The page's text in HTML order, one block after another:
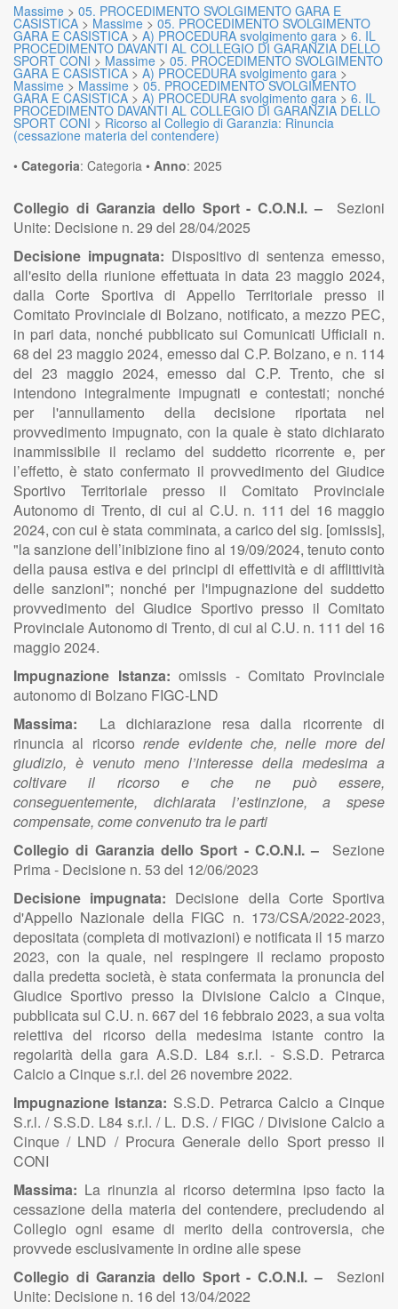
Massime > 05. PROCEDIMENTO SVOLGIMENTO GARA E
CASISTICA > Massime > 05. PROCEDIMENTO SVOLGIMENTO
GARA E CASISTICA > A) PROCEDURA svolgimento gara > 6. IL
PROCEDIMENTO DAVANTI AL COLLEGIO DI GARANZIA DELLO
SPORT CONI > Massime > 05. PROCEDIMENTO SVOLGIMENTO
GARA E CASISTICA > A) PROCEDURA svolgimento gara >
Massime > Massime > 05. PROCEDIMENTO SVOLGIMENTO
GARA E CASISTICA > A) PROCEDURA svolgimento gara > 6. IL
PROCEDIMENTO DAVANTI AL COLLEGIO DI GARANZIA DELLO
SPORT CONI > Ricorso al Collegio di Garanzia: Rinuncia
(cessazione materia del contendere)
• Categoria: Categoria • Anno: 2025
Collegio di Garanzia dello Sport - C.O.N.I. –
Sezioni
Unite: Decisione n. 29 del 28/04/2025
Decisione impugnata: Dispositivo di sentenza emesso,
all'esito della riunione effettuata in data 23 maggio 2024,
dalla Corte Sportiva di Appello Territoriale presso il
Comitato Provinciale di Bolzano, notificato, a mezzo PEC,
in pari data, nonché pubblicato sui Comunicati Ufficiali n.
68 del 23 maggio 2024, emesso dal C.P. Bolzano, e n. 114
del 23 maggio 2024, emesso dal C.P. Trento, che si
intendono integralmente impugnati e contestati; nonché
per l'annullamento della decisione riportata nel
provvedimento impugnato, con la quale è stato dichiarato
inammissibile il reclamo del suddetto ricorrente e, per
l’effetto, è stato confermato il provvedimento del Giudice
Sportivo Territoriale presso il Comitato Provinciale
Autonomo di Trento, di cui al C.U. n. 111 del 16 maggio
2024, con cui è stata comminata, a carico del sig. [omissis],
"la sanzione dell’inibizione fino al 19/09/2024, tenuto conto
della pausa estiva e dei principi di effettività e di afflittività
delle sanzioni"; nonché per l'impugnazione del suddetto
provvedimento del Giudice Sportivo presso il Comitato
Provinciale Autonomo di Trento, di cui al C.U. n. 111 del 16
maggio 2024.
Impugnazione Istanza: omissis - Comitato Provinciale
autonomo di Bolzano FIGC-LND
Massima: La dichiarazione resa dalla ricorrente di
rinuncia al ricorsorende evidente che, nelle more del
giudizio, è venuto meno l’interesse della medesima a
coltivare il ricorso e che ne può essere,
conseguentemente, dichiarata l’estinzione, a spese
compensate, come convenuto tra le parti
Collegio di Garanzia dello Sport - C.O.N.I. –
Sezione
Prima - Decisione n. 53 del 12/06/2023
Decisione impugnata: Decisione della Corte Sportiva
d'Appello Nazionale della FIGC n. 173/CSA/2022-2023,
depositata (completa di motivazioni) e notificata il 15 marzo
2023, con la quale, nel respingere il reclamo proposto
dalla predetta società, è stata confermata la pronuncia del
Giudice Sportivo presso la Divisione Calcio a Cinque,
pubblicata sul C.U. n. 667 del 16 febbraio 2023, a sua volta
reiettiva del ricorso della medesima istante contro la
regolarità della gara A.S.D. L84 s.r.l. - S.S.D. Petrarca
Calcio a Cinque s.r.l. del 26 novembre 2022.
Impugnazione Istanza: S.S.D. Petrarca Calcio a Cinque
S.r.l. / S.S.D. L84 s.r.l. / L. D.S. / FIGC / Divisione Calcio a
Cinque / LND / Procura Generale dello Sport presso il
CONI
Massima: La rinunzia al ricorso determina ipso facto la
cessazione della materia del contendere, precludendo al
Collegio ogni esame di merito della controversia, che
provvede esclusivamente in ordine alle spese
Collegio di Garanzia dello Sport - C.O.N.I. –
Sezioni
Unite: Decisione n. 16 del 13/04/2022